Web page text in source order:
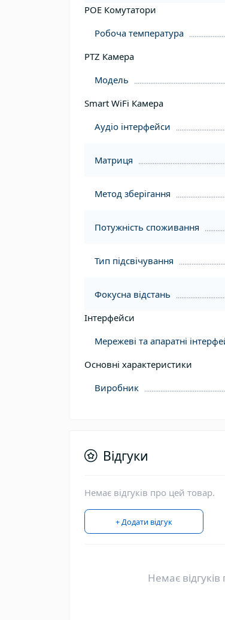
POE Комутатори
Робоча температура
PTZ Камера
Модель
Smart WiFi Камера
Аудіо інтерфейси
Матриця
Метод зберігання
Потужність споживання
Тип підсвічування
Фокусна відстань
Інтерфейси
Мережеві та апаратні
Основні характеристики
Виробник
Відгуки
Немає відгуків про цей товар.
+ Додати відгук
Немає